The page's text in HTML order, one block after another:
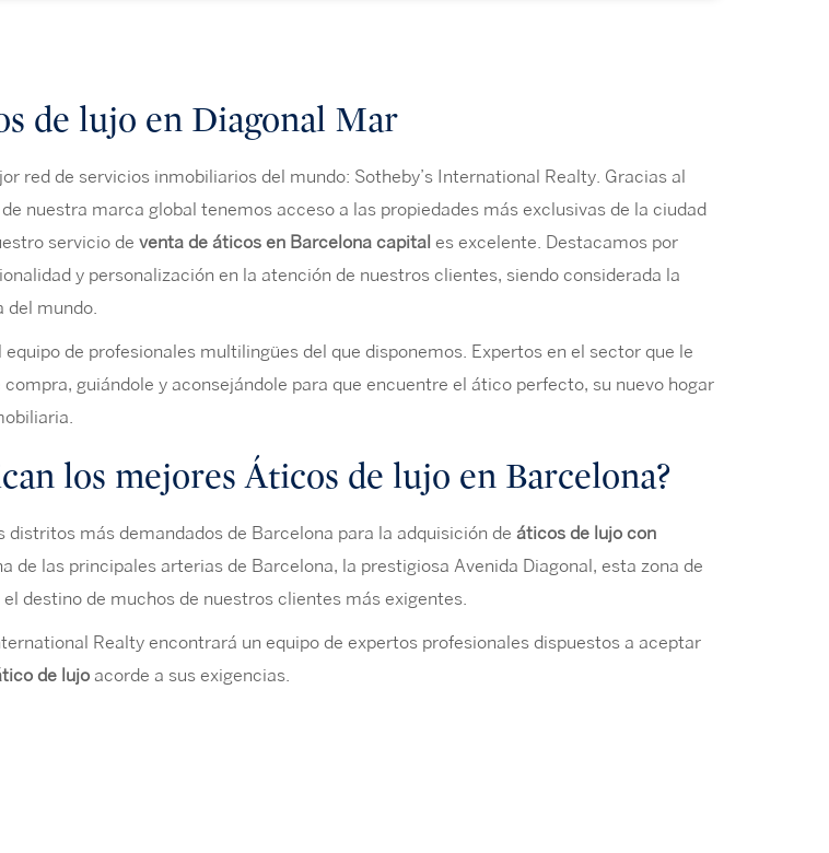
de lujo en Diagonal Mar
red de servicios inmobiliarios del mundo: Sotheby’s International Realty. Gracias al
nuestra marca global tenemos acceso a las propiedades más exclusivas de la ciudad
servicio de venta de áticos en Barcelona capital es excelente. Destacamos por
y personalización en la atención de nuestros clientes, siendo considerada la
del mundo.
de profesionales multilingües del que disponemos. Expertos en el sector que le
compra, guiándole y aconsejándole para que encuentre el ático perfecto, su nuevo hogar
los mejores Áticos de lujo en Barcelona?
distritos más demandados de Barcelona para la adquisición de áticos de lujo con
de las principales arterias de Barcelona, la prestigiosa Avenida Diagonal, esta zona de
destino de muchos de nuestros clientes más exigentes.
Realty encontrará un equipo de expertos profesionales dispuestos a aceptar
de lujoacorde a sus exigencias.